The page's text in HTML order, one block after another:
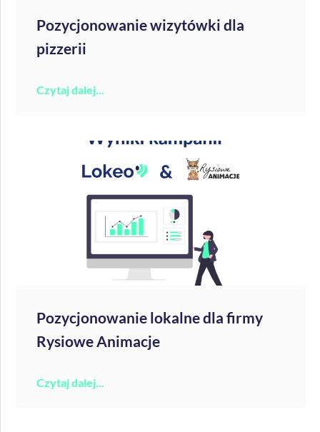
Pozycjonowanie wizytówki dla
pizzerii
Czytaj dalej...
Pozycjonowanie lokalne dla firmy
Rysiowe Animacje
Czytaj dalej...